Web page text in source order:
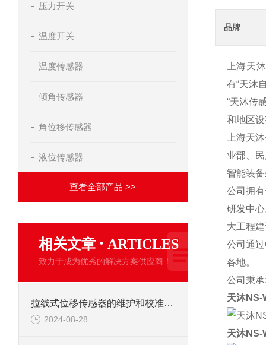
品牌
上海天
有“天沐
“天沐传
和地区
上海天
业部、
智能装
公司拥
研发中
大工程
公司通
各地。
公司秉
天沐NS-
天沐NS-
压力开关
温度开关
温度传感器
倾角传感器
角位移传感器
液位传感器
查看全部产品 >>
相关文章 · ARTICLES
致力于成为优秀的解决方案供应商！
拉线式位移传感器的维护和校准有哪些注意事项？
2024-08-28